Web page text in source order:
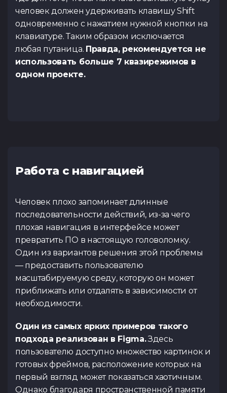
человек должен удерживать клавишу Shift
одновременно с нажатием нужной кнопки на
клавиатуре. Таким образом исключается
любая путаница. Правда, рекомендуется не
использовать больше 7 квазирежимов в
одном проекте.
Работа с навигацией
Человек плохо запоминает длинные
последовательности действий, из-за чего
плохая навигация в интерфейсе может
превратить ПО в настоящую головоломку.
Один из вариантов решения этой проблемы
— предоставить пользователю
масштабируемую среду, которую он может
приближать или отдалять в зависимости от
необходимости.
Один из самых ярких примеров такого
подхода реализован в Figma.Здесь
пользователю доступно множество картинок и
готовых фреймов, расположение которых на
первый взгляд может показаться хаотичным.
Однако благодаря пространственной памяти